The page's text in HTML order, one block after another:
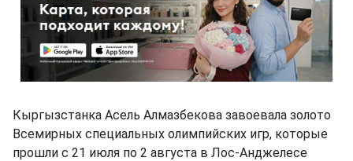
Кыргызстанка Асель Алмазбекова завоевала золото
Всемирных специальных олимпийских игр, которые
прошли с 21 июля по 2 августа в Лос-Анджелесе